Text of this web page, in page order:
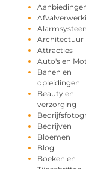
Architectuur
Attracties
Auto's en
Banen en
opleidingen
Beauty en
verzorging
Bedrijven
Bloemen
Blog
Boeken en